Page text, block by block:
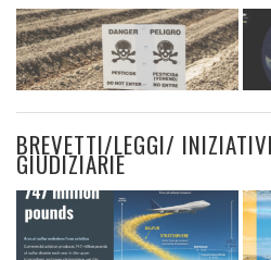
BREVETTI/LEGGI/
GIUDIZIARIE